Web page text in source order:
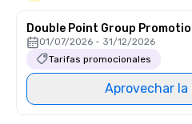
Double Point Group
01/07/2026 - 31/12/2026
Tarifas promocionales
Aprovechar la